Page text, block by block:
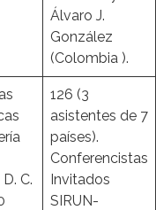
Álvaro J.
González
(Colombia ).
C.
126 (3
asistentes de 7
países).
Conferencistas
Invitados
SIRUN-